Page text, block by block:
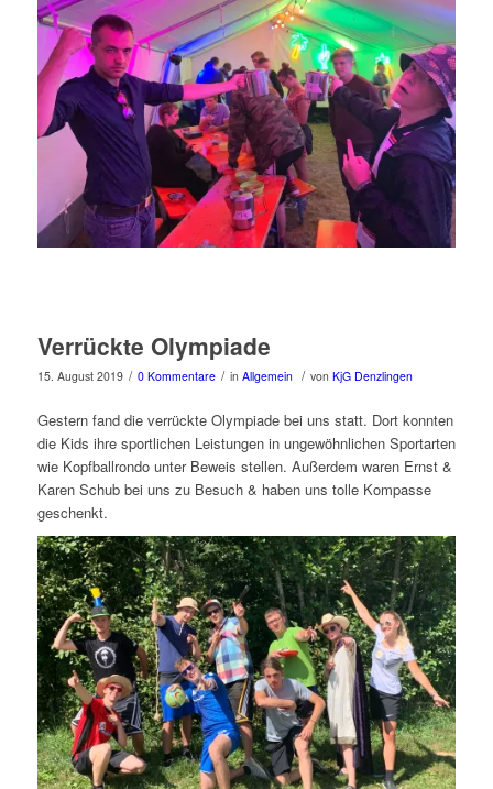
Verrückte Olympiade
15. August 2019 / 0 Kommentare / in Allgemein / von KjG Denzlingen
Gestern fand die verrückte Olympiade bei uns statt. Dort konnten
die Kids ihre sportlichen Leistungen in ungewöhnlichen Sportarten
wie Kopfballrondo unter Beweis stellen. Außerdem waren Ernst &
Karen Schub bei uns zu Besuch & haben uns tolle Kompasse
geschenkt.